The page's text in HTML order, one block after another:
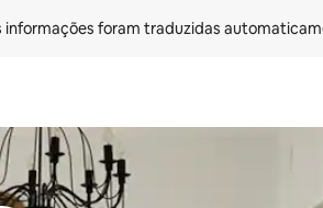
informações foram traduzidas